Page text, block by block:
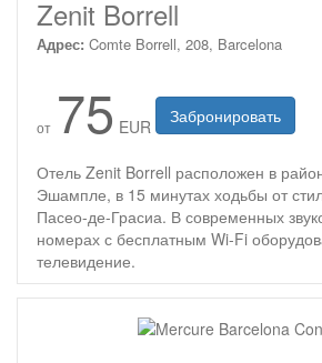
Zenit Borrell
Адрес: Comte Borrell, 208, Barcelona
от 75 EUR Забронировать
Отель Zenit Borrell расположен в
Эшампле, в 15 минутах ходьбы от
Пасео-де-Грасиа. В современных
номерах с бесплатным Wi-Fi
телевидение.